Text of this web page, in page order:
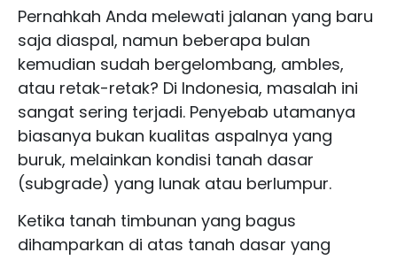
Pernahkah Anda melewati jalanan yang baru
saja diaspal, namun beberapa bulan
kemudian sudah bergelombang, ambles,
atau retak-retak? Di Indonesia, masalah ini
sangat sering terjadi. Penyebab utamanya
biasanya bukan kualitas aspalnya yang
buruk, melainkan kondisi tanah dasar
(subgrade) yang lunak atau berlumpur.
Ketika tanah timbunan yang bagus
dihamparkan di atas tanah dasar yang